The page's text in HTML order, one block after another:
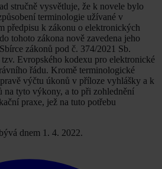
stručně vysvětluje, že k novele bylo
terminologie užívané v
předpisu k zákonu o elektronických
tohoto zákona nově zavedena jeho
zákonů pod č. 374/2021 Sb.
Evropského kodexu pro elektronické
řádu. Kromě terminologické
výčtu úkonů v příloze vyhlášky a k
na tyto výkony, a to při zohlednění
praxe, jež na tuto potřebu
dnem 1. 4. 2022.